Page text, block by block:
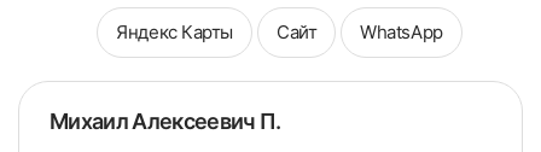
Яндекс Карты Сайт WhatsApp
Михаил Алексеевич П.